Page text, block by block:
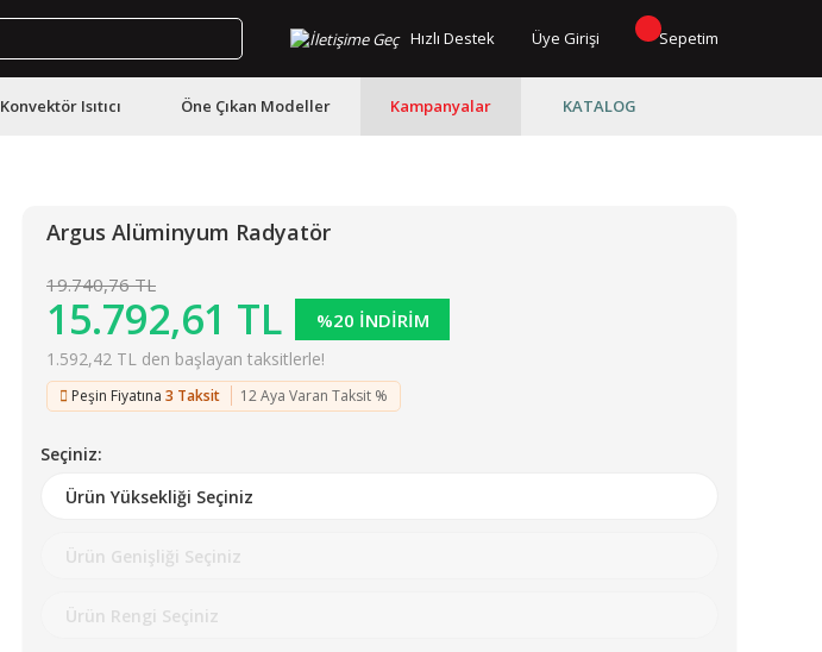
Hızlı Destek Üye Girişi Sepetim
Konvektör Isıtıcı Öne Çıkan Modeller Kampanyalar KATALOG
Argus Alüminyum Radyatör
19.740,76 TL
15.792,61 TL %20 İNDİRİM
1.592,42 TL den başlayan taksitlerle!
Peşin Fiyatına 3 Taksit 12 Aya Varan Taksit %
Seçiniz: